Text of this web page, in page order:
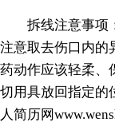
拆线注意事项：
注意取去伤口内的
药动作应该轻柔、
切用具放回指定的
人简历网